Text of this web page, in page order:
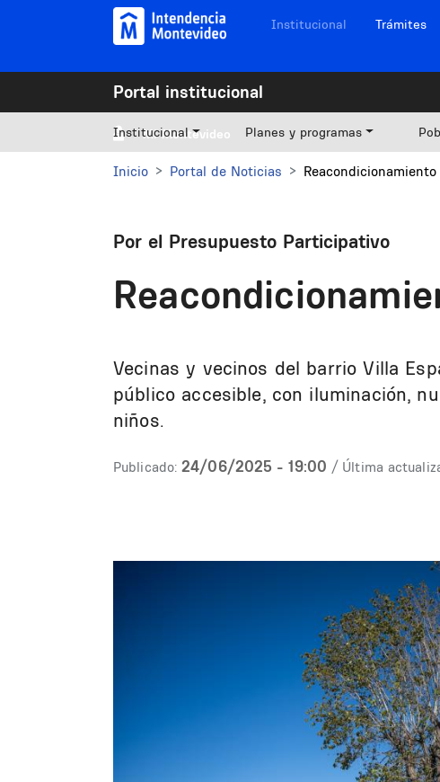
Pasar al contenido principal Navegación sitios
Institucional Trámites
Portal institucional
Mi Montevideo
Institucional Planes y programas
Inicio Portal de Noticias
Por el Presupuesto Participativo
Vecinas y vecinos del barrio Villa
público accesible, con iluminación,
niños.
Publicado: 24/06/2025 - 19:00 / Última